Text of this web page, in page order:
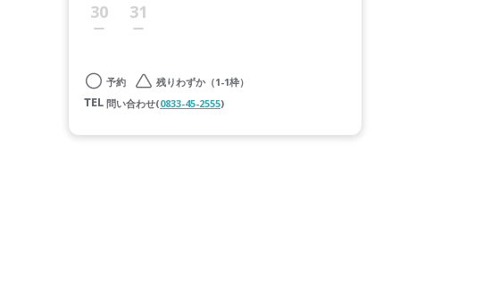
30 31
予約
残りわずか（1-1枠）
問い合わせ(0833-45-2555)